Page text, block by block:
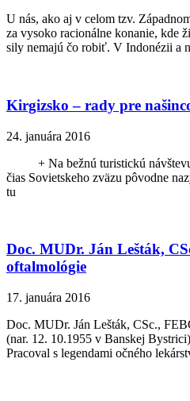
U nás, ako aj v celom tzv.
za vysoko racionálne konanie, kde
sily nemajú čo robiť. V Indonézii a
Kirgizsko – rady pre
24. januára 2016
+ Na bežnú turistickú návštevu
čias Sovietskeho zväzu pôvodne
tu
Doc. MUDr. Ján Lešták,
oftalmológie
17. januára 2016
Doc. MUDr. Ján Lešták, CSc.,
(nar. 12. 10.1955 v Banskej
Pracoval s legendami očného